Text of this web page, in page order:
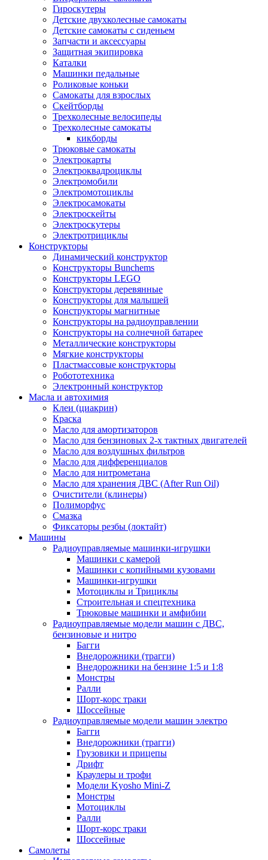
Гироскутеры
Детские двухколесные самокаты
Детские самокаты с сиденьем
Запчасти и аксессуары
Защитная экипировка
Каталки
Машинки педальные
Роликовые коньки
Самокаты для взрослых
Скейтборды
Трехколесные велосипеды
Трехколесные самокаты
кикборды
Трюковые самокаты
Электрокарты
Электроквадроциклы
Электромобили
Электромотоциклы
Электросамокаты
Электроскейты
Электроскутеры
Электротрициклы
Конструкторы
Динамический конструктор
Конструкторы Bunchems
Конструкторы LEGO
Конструкторы деревянные
Конструкторы для малышей
Конструкторы магнитные
Конструкторы на радиоуправлении
Конструкторы на солнечной батарее
Металлические конструкторы
Мягкие конструкторы
Пластмассовые конструкторы
Робототехника
Электронный конструктор
Масла и автохимия
Клеи (циакрин)
Краска
Масло для амортизаторов
Масло для бензиновых 2-х тактных двигателей
Масло для воздушных фильтров
Масло для дифференциалов
Масло для нитрометана
Масло для хранения ДВС (After Run Oil)
Очистители (клинеры)
Полиморфус
Смазка
Фиксаторы резбы (локтайт)
Машины
Радиоуправляемые машинки-игрушки
Машинки с камерой
Машинки с копийными кузовами
Машинки-игрушки
Мотоциклы и Трициклы
Строительная и спецтехника
Трюковые машинки и амфибии
Радиоуправляемые модели машин с ДВС,
бензиновые и нитро
Багги
Внедорожники (трагги)
Внедорожники на бензине 1:5 и 1:8
Монстры
Ралли
Шорт-корс траки
Шоссейные
Радиоуправляемые модели машин электро
Багги
Внедорожники (трагги)
Грузовики и прицепы
Дрифт
Краулеры и трофи
Модели Kyosho Mini-Z
Монстры
Мотоциклы
Ралли
Шорт-корс траки
Шоссейные
Самолеты